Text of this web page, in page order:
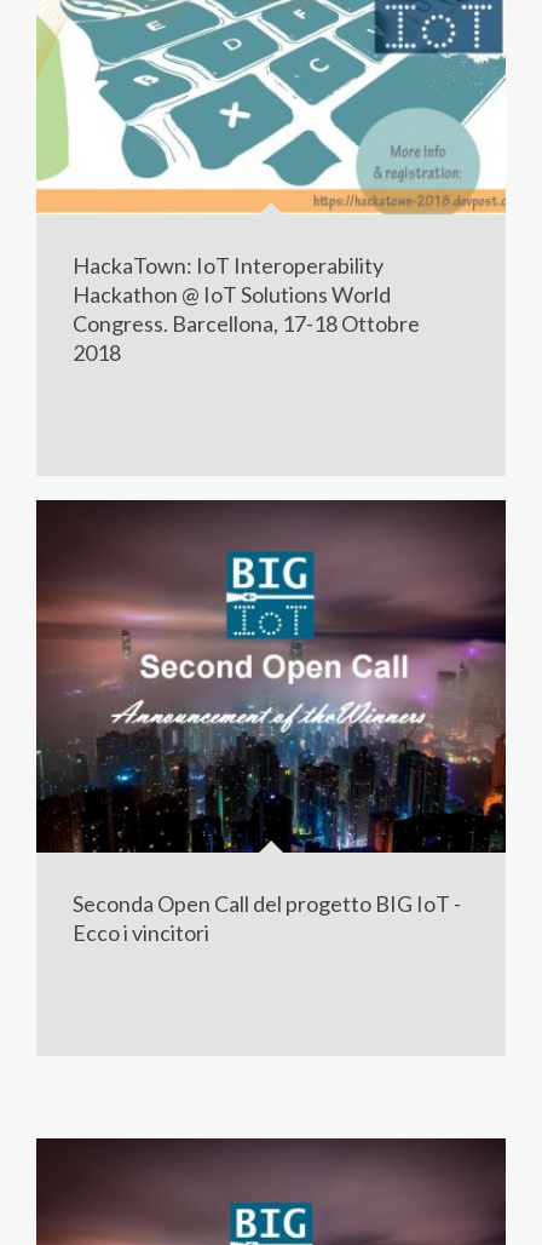
HackaTown: IoT Interoperability
Hackathon @ IoT Solutions World
Congress. Barcellona, 17-18 Ottobre
2018
Seconda Open Call del progetto BIG IoT -
Ecco i vincitori